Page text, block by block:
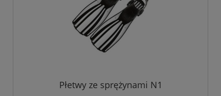
Płetwy ze sprężynami N1